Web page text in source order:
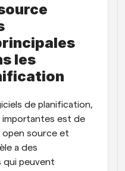
les
de planification,
importantes est de
source et
a des
peuvent